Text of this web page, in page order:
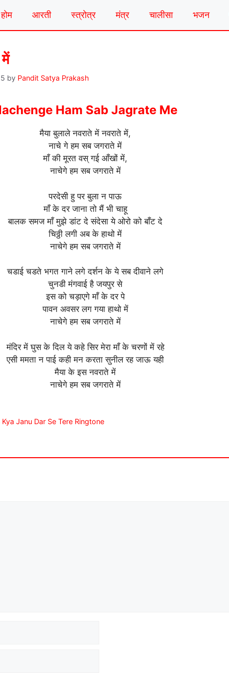
होम आरती स्त्रोत्र मंत्र चालीसा भजन
by Pandit Satya Prakash
Ham Sab Jagrate Me
मैया बुलाले नवराते में नवराते में,
नाचे गे हम सब जगराते में
माँ की मूरत वस् गई आँखों में,
नाचेगे हम सब जगराते में
परदेसी हु पर बुला न पाऊ
माँ के दर जाना तो मैं भी चाहू
बालक समज माँ मुझे डांट दे संदेसा ये ओरो को बाँट दे
चिठ्ठी लगी अब के हाथो में
नाचेगे हम सब जगराते में
चडाई चडते भगत गाने लगे दर्शन के ये सब दीवाने लगे
चुनडी मंगवाई है जयपुर से
इस को चड़ाएगे माँ के दर पे
पावन अवसर लग गया हाथो में
नाचेगे हम सब जगराते में
मंदिर में घुस के दिल ये कहे सिर मेरा माँ के चरणों में रहे
एसी ममता न पाई कही मन करता सुनील रह जाऊ यही
मैया के इस नवराते में
नाचेगे हम सब जगराते में
Kya Janu Dar Se Tere Ringtone